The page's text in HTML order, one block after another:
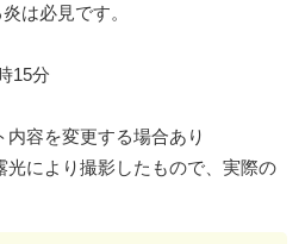
は必見です。
15分
容を変更する場合あり
により撮影したもので、実際の